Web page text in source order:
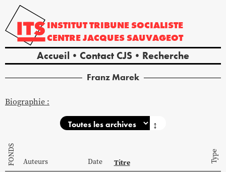
INSTITUTTRIBUNE SOCIALISTE
CENTREJACQUES SAUVAGEOT
Accueil Contact CJS Recherche
FranzMarek
Biographie :
↕
FONDS Auteurs Date Titre Type